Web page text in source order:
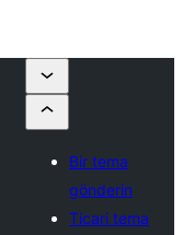
Bir tema
gönderin
Ticari tema